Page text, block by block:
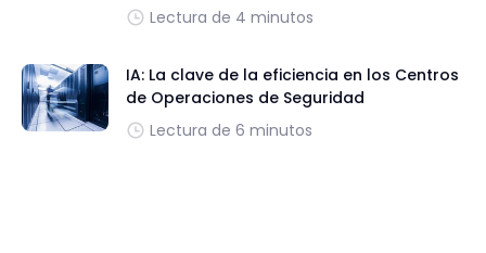
Lectura de 4 minutos
IA: La clave de la eficiencia en los Centros
de Operaciones de Seguridad
Lectura de 6 minutos